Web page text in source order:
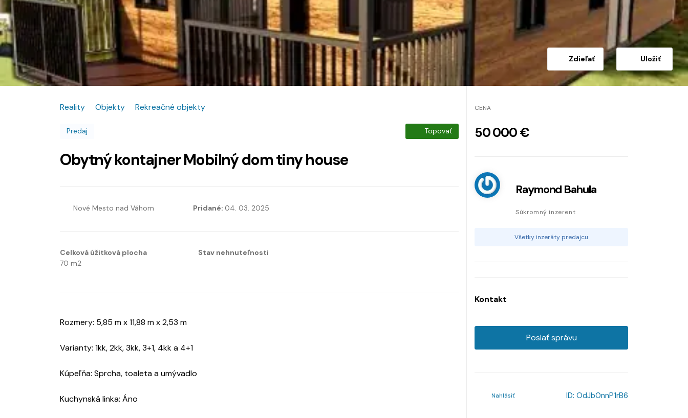
Zdieľať Uložiť
Reality Objekty Rekreačné objekty
Predaj Topovať
Obytný kontajner Mobilný dom tiny house
Nové Mesto nad Váhom Pridané: 04. 03. 2025
Celková úžitková plocha
70 m2
Stav nehnuteľnosti
Rozmery: 5,85 m x 11,88 m x 2,53 m
Varianty: 1kk, 2kk, 3kk, 3+1, 4kk a 4+1
Kúpeľňa: Sprcha, toaleta a umývadlo
Kuchynská linka: Áno
CENA
50 000 €
Raymond Bahula
Súkromný inzerent
Všetky inzeráty predajcu
Kontakt
Poslať správu
Nahlásiť ID: OdJb0nnP1rB6